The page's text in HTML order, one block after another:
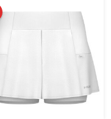
reduziert